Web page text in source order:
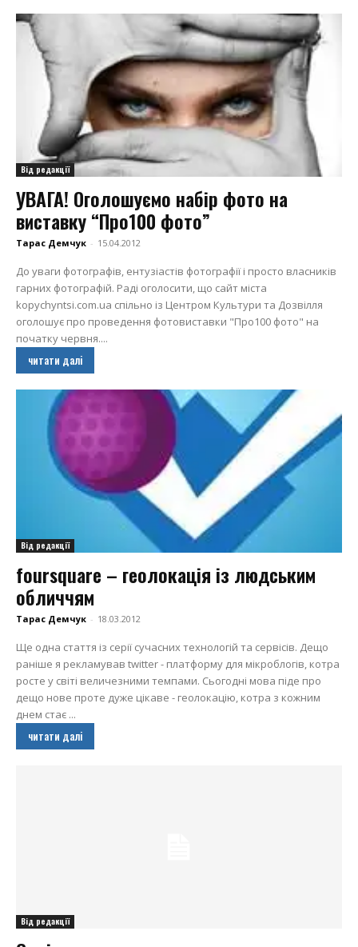
Від редакції
УВАГА! Оголошуємо набір фото на
виставку “Про100 фото”
Тарас Демчук - 15.04.2012
До уваги фотографів, ентузіастів фотографії і просто власників
гарних фотографій. Раді оголосити, що сайт міста
kopychyntsi.com.ua спільно із Центром Культури та Дозвілля
оголошує про проведення фотовиставки "Про100 фото" на
початку червня....
читати далі
Від редакції
foursquare – геолокація із людським
обличчям
Тарас Демчук - 18.03.2012
Ще одна стаття із серії сучасних технологій та сервісів. Дещо
раніше я рекламував twitter - платформу для мікроблогів, котра
росте у світі величезними темпами. Сьогодні мова піде про
дещо нове проте дуже цікаве - геолокацію, котра з кожним
днем стає ...
читати далі
Від редакції